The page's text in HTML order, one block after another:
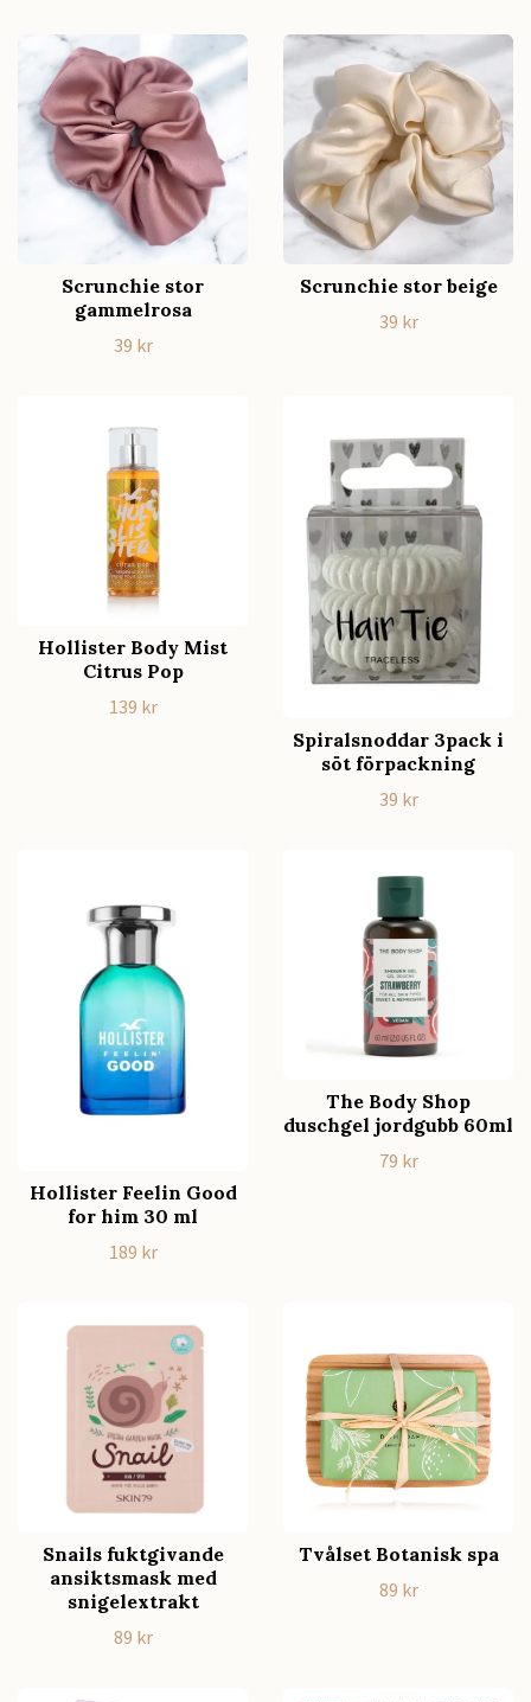
Scrunchie stor
gammelrosa
39 kr
Scrunchie stor beige
39 kr
Hollister Body Mist
Citrus Pop
139 kr
Spiralsnoddar 3pack i
söt förpackning
39 kr
Hollister Feelin Good
for him 30 ml
189 kr
The Body Shop
duschgel jordgubb 60ml
79 kr
Snails fuktgivande
ansiktsmask med
snigelextrakt
89 kr
Tvålset Botanisk spa
89 kr